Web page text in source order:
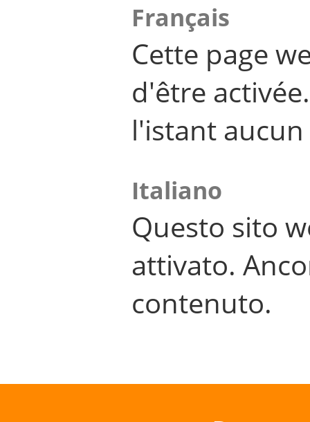
Français
Cette page
d'être
l'istant
Italiano
Questo sito
attivato.
contenuto.